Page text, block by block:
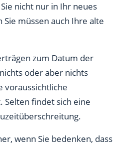
nicht nur in Ihr neues
müssen auch Ihre alte
zum Datum der
oder aber nichts
voraussichtliche
Selten findet sich eine
wenn Sie bedenken, dass